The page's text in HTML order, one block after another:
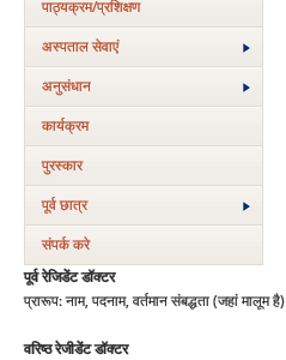
पाठ्यक्रम/प्रशिक्षण
अस्‍पताल सेवाएं
अनुसंधान
कार्यक्रम
पुरस्‍कार
पूर्व छात्र
संपर्क करे
पूर्व रेजिडेंट डॉक्टर
प्रारूप: नाम, पदनाम, वर्तमान संबद्धता (जहां मालूम है)
वरिष्ठ रेजीडेंट डॉक्टर